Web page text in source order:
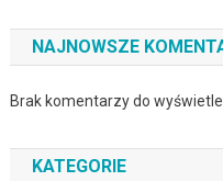
NAJNOWSZE
Brak komentarzy do
KATEGORIE